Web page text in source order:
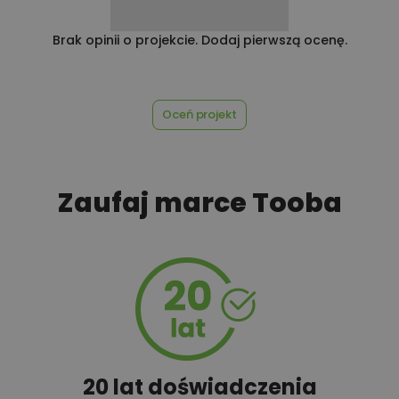
Pakiet ogrzewanie podłogowe
Pakiet płaszcz wodny 550,00 zł
Pakiet umów i wniosków
projektu DWG
600,00 zł
Brak opinii o projekcie. Dodaj pierwszą ocenę.
Oceń projekt
Zaufaj marce Tooba
20 lat doświadczenia